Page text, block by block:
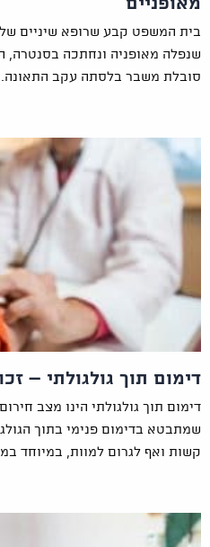
בית המשפט קבע שרופא שיניים
שנפלה מאופניה ונחתכה
סובלת משבר בלסתה עקב התאונה.
דימום תוך גולגולתי –
דימום תוך גולגולתי הינו מצב
שמתבטא בדימום פנימי בתוך
קשות ואף לגרום למוות, במיוחד